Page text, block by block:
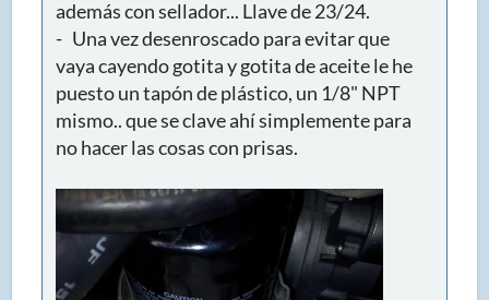
además con sellador... Llave de 23/24.
- Una vez desenroscado para evitar que
vaya cayendo gotita y gotita de aceite le he
puesto un tapón de plástico, un 1/8" NPT
mismo.. que se clave ahí simplemente para
no hacer las cosas con prisas.